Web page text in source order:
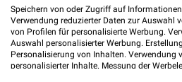
› CHRIST in Dortmund
› CHRIST in Düsseldorf
› CHRIST in Essen
› CHRIST in Bremen
Speichern von oder Zugriff auf
Verwendung reduzierter Daten zur Auswahl
von Profilen für personalisierte Werbung.
Auswahl personalisierter Werbung.
Personalisierung von Inhalten. Verwendung
personalisierter Inhalte. Messung der